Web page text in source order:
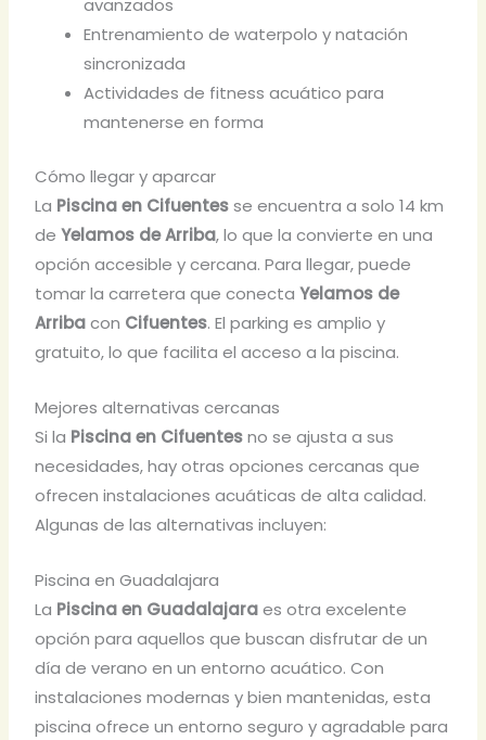
avanzados
Entrenamiento de waterpolo y natación
sincronizada
Actividades de fitness acuático para
mantenerse en forma
Cómo llegar y aparcar
La Piscina en Cifuentesse encuentra a solo 14 km
deYelamos de Arriba, lo que la convierte en una
opción accesible y cercana. Para llegar, puede
tomar la carretera que conectaYelamos de
Arribacon Cifuentes. El parking es amplio y
gratuito, lo que facilita el acceso a la piscina.
Mejores alternativas cercanas
Si la Piscina en Cifuentesno se ajusta a sus
necesidades, hay otras opciones cercanas que
ofrecen instalaciones acuáticas de alta calidad.
Algunas de las alternativas incluyen:
Piscina en Guadalajara
La Piscina en Guadalajaraes otra excelente
opción para aquellos que buscan disfrutar de un
día de verano en un entorno acuático. Con
instalaciones modernas y bien mantenidas, esta
piscina ofrece un entorno seguro y agradable para